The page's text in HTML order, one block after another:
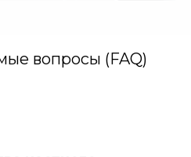
вопросы (FAQ)